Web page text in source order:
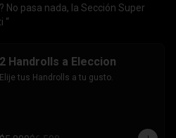
No pasa nada, la Sección Super
“
2 Handrolls a Eleccion
Elije tus Handrolls a tu gusto.